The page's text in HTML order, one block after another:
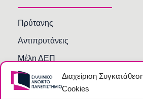
Διαχείριση
Cookies
Πρύτανης
Αντιπρυτάνεις
Μέλη ΔΕΠ
Τμήματα και Υπηρεσίες
Γραμματείες Κοσμητειών Σχολών